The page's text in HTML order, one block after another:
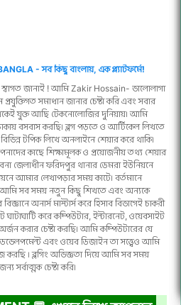
- সব কিছু বাংলায়, এক প্ল্যাটফর্মে!
জানাই ! আমি Zakir Hossain- ভালোলাগা
সমাধান জানার চেষ্টা করি এবং সবার
যুক্ত আছি টেকনোলোজির দুনিয়ায়। আমি
বসবাস করছি। ব্লগ পড়তে ও আর্টিকেল লিখতে
টপিক লিখে অনলাইনে শেয়ার করে থাকি।
কাছে শিক্ষামূলক ও প্রয়োজনীয় তথ্য শেয়ার
জেলাধীন ফরিদপুর থানার ডেমরা ইউনিয়নে
আমার লেখাপড়ার সময় কাটে। বর্তমানে
আমি সব সময় নতুন কিছু শিখতে এবং অন্যকে
অনার্স মাস্টার্স করে হিসাব বিভাগেই চাকরী
করে কম্পিউটার, ইন্টারনেট, ওয়েবসাইট
করার চেষ্টা করছি। আমি কম্পিউটারের যে
এবং ওয়েব ডিজাইন তা সত্ত্বেও আমি
করছি । ব্লগিং অভিজ্ঞতা দিয়ে আমি সব সময়
সর্বাত্মক চেষ্টা করি।